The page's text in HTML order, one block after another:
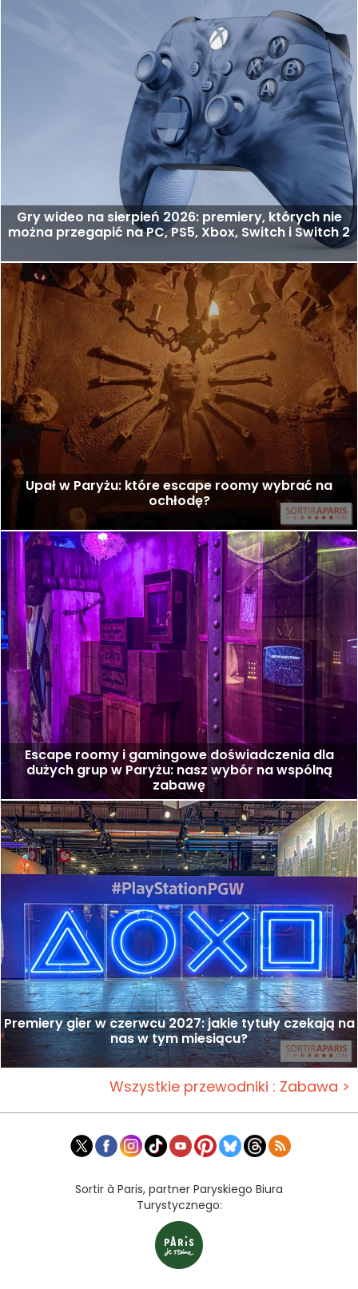
Gry wideo na sierpień 2026: premiery, których nie
można przegapić na PC, PS5, Xbox, Switch i Switch 2
Upał w Paryżu: które escape roomy wybrać na
ochłodę?
Escape roomy i gamingowe doświadczenia dla
dużych grup w Paryżu: nasz wybór na wspólną
zabawę
Premiery gier w czerwcu 2027: jakie tytuły czekają na
nas w tym miesiącu?
Wszystkie przewodniki : Zabawa >
Sortir à Paris, partner Paryskiego Biura
Turystycznego: